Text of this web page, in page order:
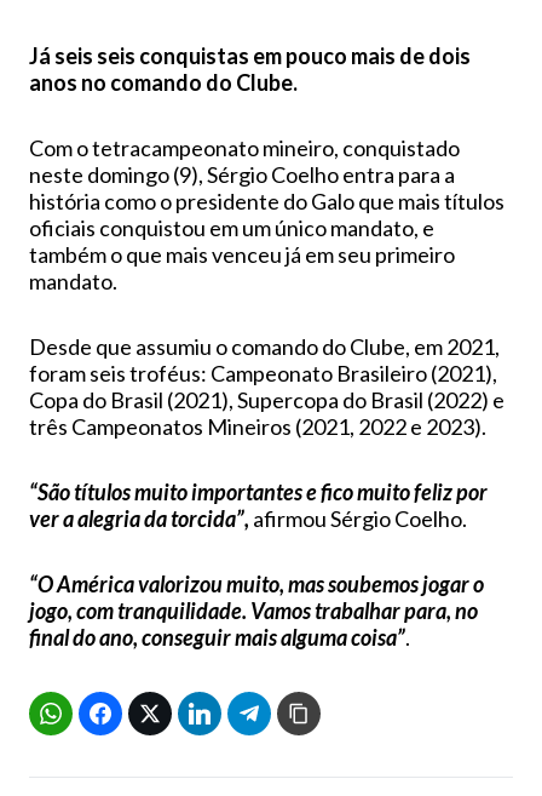
Já seis seis conquistas em pouco mais de dois
anos no comando do Clube.
Com o tetracampeonato mineiro, conquistado
neste domingo (9), Sérgio Coelho entra para a
história como o presidente do Galo que mais títulos
oficiais conquistou em um único mandato, e
também o que mais venceu já em seu primeiro
mandato.
Desde que assumiu o comando do Clube, em 2021,
foram seis troféus: Campeonato Brasileiro (2021),
Copa do Brasil (2021), Supercopa do Brasil (2022) e
três Campeonatos Mineiros (2021, 2022 e 2023).
“São títulos muito importantes e fico muito feliz por
ver a alegria da torcida”, afirmou Sérgio Coelho.
“O América valorizou muito, mas soubemos jogar o
jogo, com tranquilidade. Vamos trabalhar para, no
final do ano, conseguir mais alguma coisa”.